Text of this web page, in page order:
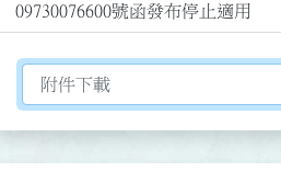
09730076600號函發布停止適用
切換選擇法規資訊內容